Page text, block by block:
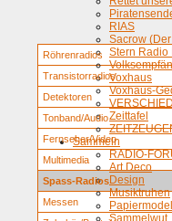
RIAS
Sacrow
Stern Radio
Voxhaus
Voxhaus-
Zeittafel
Sammeln
RADIO-
Art Deco
Design
Musiktruhen
Sammelwut
Röhrenradios
Transistorradios
Detektoren
Tonband/Audio
Fernseher/Video
Multimedia
Spass-Radios
Messen